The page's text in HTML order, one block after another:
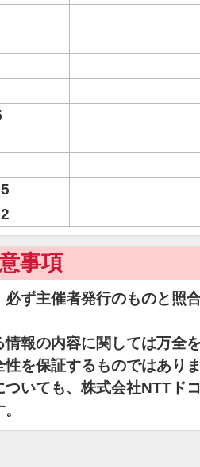
事項
ず主催者発行のものと照
報の内容に関しては万全
を保証するものではあり
いても、株式会社NTTド